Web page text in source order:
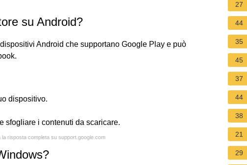
su Android?
Android che supportano Google Play e può
dispositivo.
sfogliare i contenuti da scaricare.
la risposta completa su support.google.com
27
44
35
45
37
44
38
21
29